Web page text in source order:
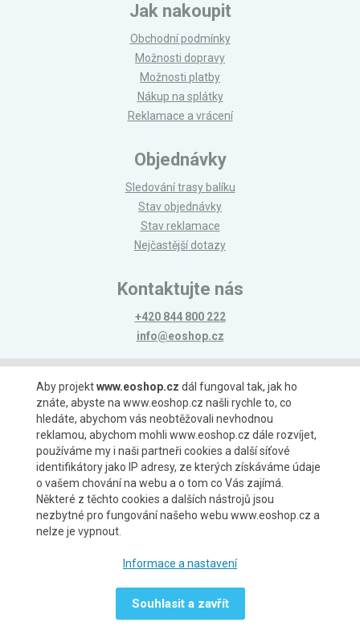
Jak nakoupit
Obchodní podmínky
Možnosti dopravy
Možnosti platby
Nákup na splátky
Reklamace a vrácení
Objednávky
Sledování trasy balíku
Stav objednávky
Stav reklamace
Nejčastější dotazy
Kontaktujte nás
+420 844 800 222
info@eoshop.cz
Možnosti platby
Možnosti dopravy
Aby projektwww.eoshop.cz dál fungoval tak, jak ho
znáte, abyste na www.eoshop.cz našli rychle to, co
hledáte, abychom vás neobtěžovali nevhodnou
reklamou, abychom mohli www.eoshop.cz dále rozvíjet,
používáme my i naši partneři cookies a další síťové
identifikátory jako IP adresy, ze kterých získáváme údaje
o vašem chování na webu a o tom co Vás zajímá.
Některé z těchto cookies a dalších nástrojů jsou
nezbytné pro fungování našeho webu www.eoshop.cz a
nelze je vypnout.
Informace a nastavení
Souhlasit a zavřít